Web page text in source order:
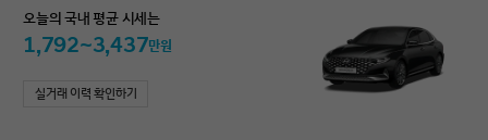
오늘의 국내 평균 시세는
1,792~3,437만원
실거래 이력 확인하기